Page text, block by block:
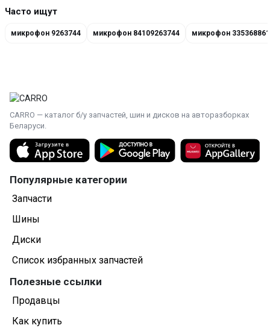
Часто ищут
микрофон 9263744 микрофон 84109263744 микрофон
CARRO — каталог б/у запчастей, шин и дисков на авторазборках
Беларуси.
Популярные категории
Запчасти
Шины
Диски
Список избранных запчастей
Полезные ссылки
Продавцы
Как купить